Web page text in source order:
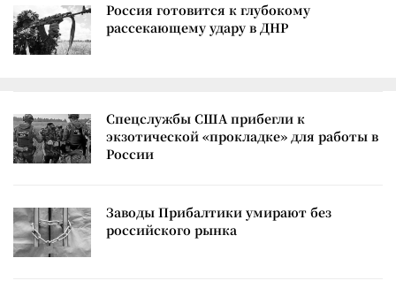
Россия готовится к глубокому
рассекающему удару в ДНР
Спецслужбы США прибегли к
экзотической «прокладке» для работы в
России
Заводы Прибалтики умирают без
российского рынка